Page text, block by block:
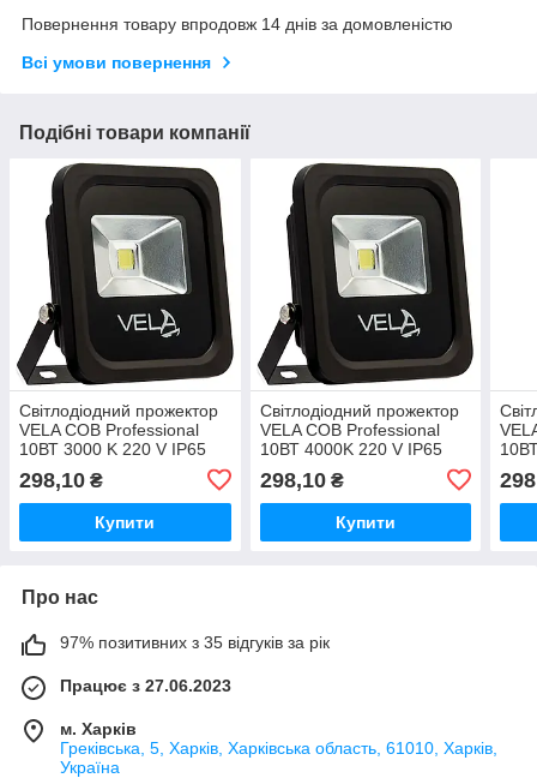
Повернення товару впродовж 14 днів за домовленістю
Всі умови повернення
Подібні товари компанії
Світлодіодний прожектор
VELA COB Professional
10ВТ 3000 K 220 V IP65
00004) Тепло-білий
298,10 ₴
Купити
Світлодіодний прожектор
VELA COB Professional
10ВТ 4000K 220 V IP65
0401-00005) Нейтрально-
білий
298,10₴
Купити
Про нас
97% позитивних з 35 відгуків за рік
Працює з 27.06.2023
м. Харків
Греківська, 5, Харків, Харківська область, 61010, Харків,
Україна